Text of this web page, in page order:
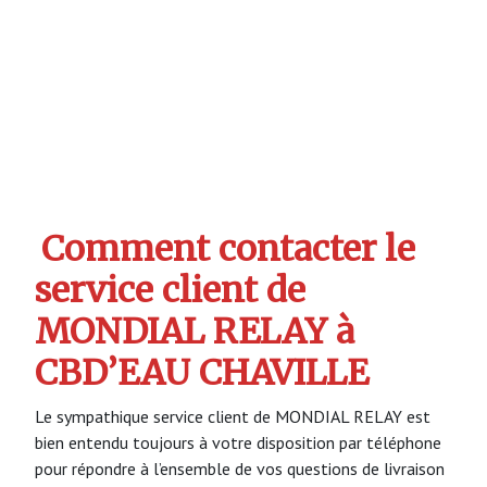
Comment contacter le
service client de
MONDIAL RELAY à
CBD’EAU CHAVILLE
Le sympathique service client de MONDIAL RELAY est
bien entendu toujours à votre disposition par téléphone
pour répondre à l’ensemble de vos questions de livraison